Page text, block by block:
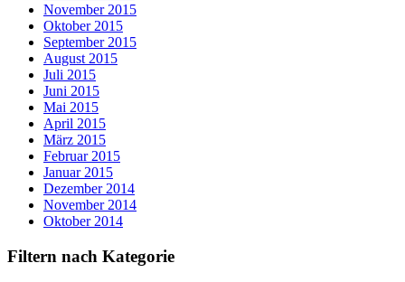
November 2015
Oktober 2015
September 2015
August 2015
Juli 2015
Juni 2015
Mai 2015
April 2015
März 2015
Februar 2015
Januar 2015
Dezember 2014
November 2014
Oktober 2014
Filtern nach Kategorie